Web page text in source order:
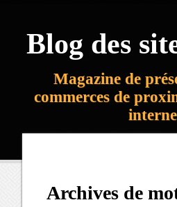
Blog des
Magazine de
commerces de
Archives de